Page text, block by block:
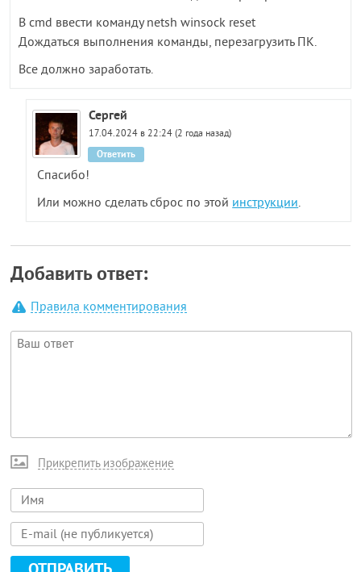
В cmd ввести команду netsh winsock reset
Дождаться выполнения команды, перезагрузить ПК.
Все должно заработать.
Сергей
17.04.2024 в 22:24 (2 года назад)
Спасибо!
Или можно сделать сброс по этойинструкции.
Ответить
Добавить ответ:
Правила комментирования
Прикрепить изображение